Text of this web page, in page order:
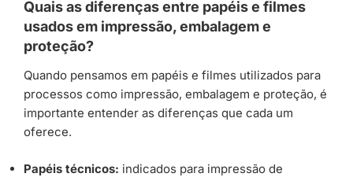
Quais as diferenças entre papéis e filmes
usados em impressão, embalagem e
proteção?
Quando pensamos em papéis e filmes utilizados para
processos como impressão, embalagem e proteção, é
importante entender as diferenças que cada um
oferece.
Papéis técnicos: indicados para impressão de